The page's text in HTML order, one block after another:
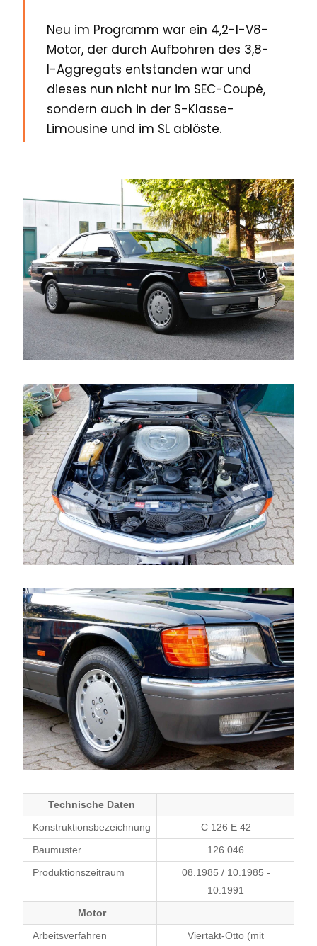
Neu im Programm war ein 4,2-l-V8-
Motor, der durch Aufbohren des 3,8-
l-Aggregats entstanden war und
dieses nun nicht nur im SEC-Coupé,
sondern auch in der S-Klasse-
Limousine und im SL ablöste.
Technische Daten
Konstruktionsbezeichnung
C 126 E 42
Baumuster
126.046
Produktionszeitraum
08.1985 / 10.1985 -
10.1991
Motor
Arbeitsverfahren
Viertakt-Otto (mit